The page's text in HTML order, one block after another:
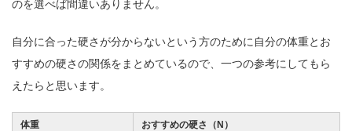
のを選べば間違いありません。
自分に合った硬さが分からないという方のために自分の体重とお
すすめの硬さの関係をまとめているので、一つの参考にしてもら
えたらと思います。
体重 おすすめの硬さ（N）